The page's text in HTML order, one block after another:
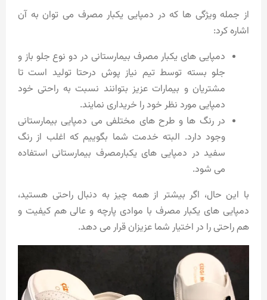
از جمله ویژگی ها که در دمپایی یکبار مصرف می توان به آن
اشاره کرد:
دمپایی های یکبار مصرف بیمارستانی در دو نوع جلو باز و
جلو بسته توسط تیم نیاز پوش درحتا تولید است تا
مشتریان و بیمارات عزیز بتوانند نسبت به راحتی خود
دمپایی مورد نظر خود را خریداری نمایند.
در رنگ ها و طرح های مختلفی می دمپایی بیمارستانی
وجود دارد. البته خدمت شما بگوییم که اغلب از رنگ
سفید در دمپایی های یکبارمصرف بیمارستانی استفاده
می شود.
با این حال، اگر بیشتر از همه چیز به دنبال راحتی هستید،
دمپایی های یکبار مصرف با موادی پارچه و عالی هم کیفیت و
هم راحتی را در اختیار شما عزیزان قرار می دهد.